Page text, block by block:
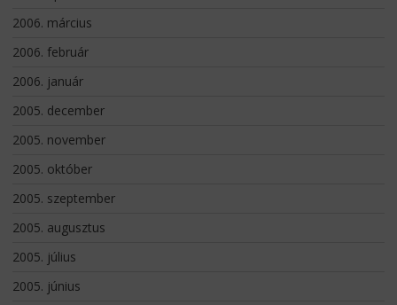
2006. március
2006. február
2006. január
2005. december
2005. november
2005. október
2005. szeptember
2005. augusztus
2005. július
2005. június